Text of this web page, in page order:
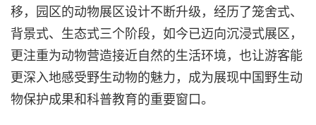
移，园区的动物展区设计不断升级，经历了笼舍式、
背景式、生态式三个阶段，如今已迈向沉浸式展区，
更注重为动物营造接近自然的生活环境，也让游客能
更深入地感受野生动物的魅力，成为展现中国野生动
物保护成果和科普教育的重要窗口。